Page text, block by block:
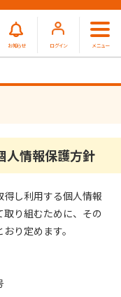
お知らせ ログイン メニュー
人情報保護方針
し利用する個人情報
り組むために、その
り定めます。